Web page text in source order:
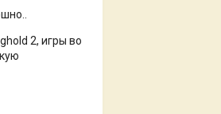
2, игры во